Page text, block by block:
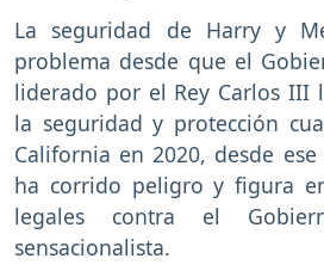
La seguridad de Harry y
problema desde que el
liderado por el Rey Carlos III
la seguridad y protección
California en 2020, desde
ha corrido peligro y figura
legales contra el
sensacionalista.